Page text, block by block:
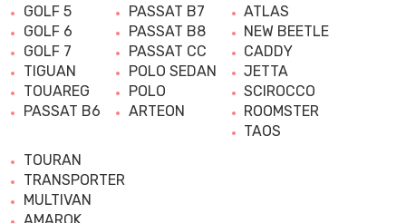
GOLF 5
GOLF 6
GOLF 7
TIGUAN
TOUAREG
PASSAT B6
PASSAT B7
PASSAT B8
PASSAT CC
POLO SEDAN
POLO
ARTEON
ATLAS
NEW BEETLE
CADDY
JETTA
SCIROCCO
ROOMSTER
TAOS
TOURAN
TRANSPORTER
MULTIVAN